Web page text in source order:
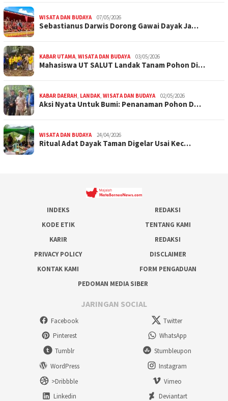
WISATA DAN BUDAYA 07/05/2026
Sebastianus Darwis Dorong Gawai Dayak Ja…
KABAR UTAMA WISATA DAN BUDAYA 03/05/2026
Mahasiswa UT SALUT Landak Tanam Pohon Di…
KABAR DAERAH LANDAK WISATA DAN BUDAYA 02/05/2026
Aksi Nyata Untuk Bumi: Penanaman Pohon D…
WISATA DAN BUDAYA 24/04/2026
Ritual Adat Dayak Taman Digelar Usai Kec…
INDEKS
REDAKSI
KODE ETIK
TENTANG KAMI
KARIR
REDAKSI
PRIVACY POLICY
DISCLAIMER
KONTAK KAMI
FORM PENGADUAN
PEDOMAN MEDIA SIBER
JARINGAN SOCIAL
Facebook
Twitter
Pinterest
WhatsApp
Tumblr
Stumbleupon
WordPress
Instagram
>Dribbble
Vimeo
Linkedin
Deviantart